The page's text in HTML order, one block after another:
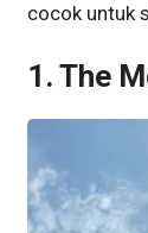
cocok untuk
1. The